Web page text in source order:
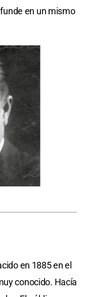
en un mismo
en 1885 en el
conocido. Hacía